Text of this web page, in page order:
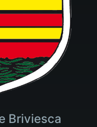
Briviesca